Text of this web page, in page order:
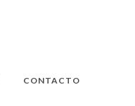
CONTACTO